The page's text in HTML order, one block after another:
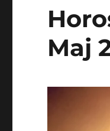
Maj